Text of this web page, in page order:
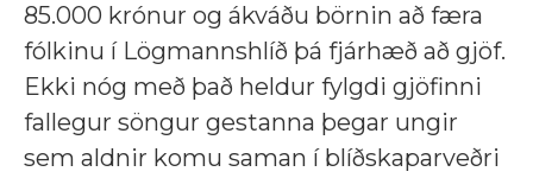
85.000 krónur og ákváðu börnin að færa
fólkinu í Lögmannshlíð þá fjárhæð að gjöf.
Ekki nóg með það heldur fylgdi gjöfinni
fallegur söngur gestanna þegar ungir
sem aldnir komu saman í blíðskaparveðri